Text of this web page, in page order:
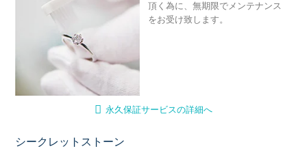
頂く為に、無期限でメンテナンス
をお受け致します。
永久保証サービスの詳細へ
シークレットストーン